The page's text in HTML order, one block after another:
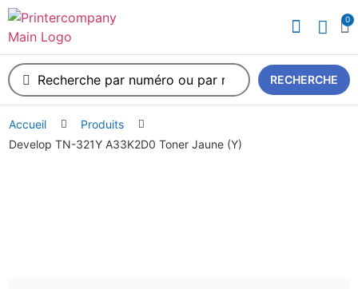
0
RECHERCHE
Accueil
Produits
Develop TN-321Y A33K2D0 Toner Jaune (Y)